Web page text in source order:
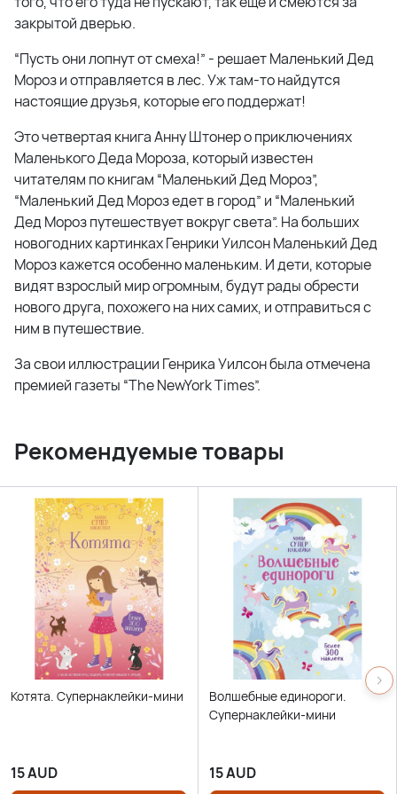
закрытой дверью.
“Пусть они лопнут от смеха!” - решает Маленький Дед
Мороз и отправляется в лес. Уж там-то найдутся
настоящие друзья, которые его поддержат!
Это четвертая книга Анну Штонер о приключениях
Маленького Деда Мороза, который известен
читателям по книгам “Маленький Дед Мороз”,
“Маленький Дед Мороз едет в город” и “Маленький
Дед Мороз путешествует вокруг света”. На больших
новогодних картинках Генрики Уилсон Маленький Дед
Мороз кажется особенно маленьким. И дети, которые
видят взрослый мир огромным, будут рады обрести
нового друга, похожего на них самих, и отправиться с
ним в путешествие.
За свои иллюстрации Генрика Уилсон была отмечена
премией газеты “The NewYork Times”.
Рекомендуемые товары
Котята. Супернаклейки-мини
15AUD
Волшебные единороги.
Супернаклейки-мини
15AUD